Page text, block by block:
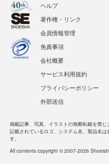
ヘルプ
著作権・リンク
会員情報管理
免責事項
会社概要
サービス利用規約
プライバシーポリシー
外部送信
掲載記事、写真、イラストの無断転載を禁じ
記載されているロゴ、システム名、製品名
す。
All contents copyright © 2007-2026